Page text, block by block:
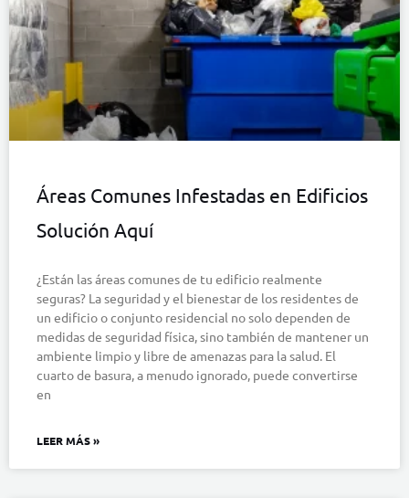
Áreas Comunes Infestadas en Edificios
Solución Aquí
¿Están las áreas comunes de tu edificio realmente
seguras? La seguridad y el bienestar de los residentes de
un edificio o conjunto residencial no solo dependen de
medidas de seguridad física, sino también de mantener un
ambiente limpio y libre de amenazas para la salud. El
cuarto de basura, a menudo ignorado, puede convertirse
en
LEER MÁS »